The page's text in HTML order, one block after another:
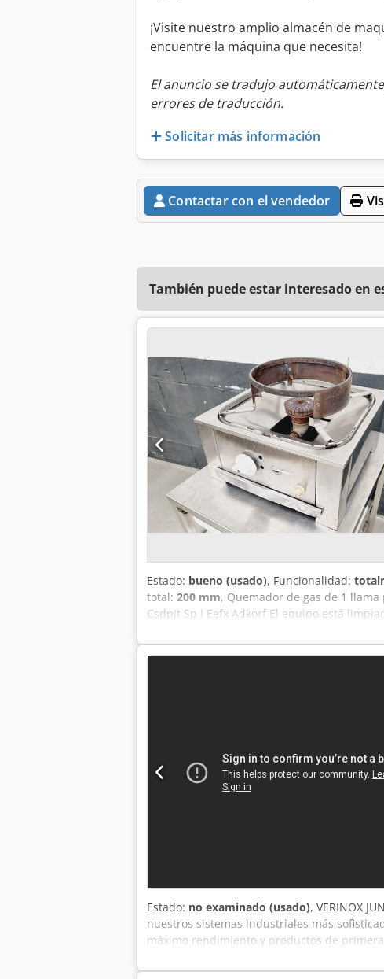
¡Visite nuestro amplio almacén de
encuentre la máquina que necesita!
El anuncio se tradujo
errores de traducción.
Solicitar más información
Contactar con el vendedor
También puede estar interesado en
Estado: bueno (usado), Funcionalidad:
total: 200 mm, Quemador de gas de 1
Csdpjt Sp I Eefx Adkorf El equipo está
Estado: no examinado (usado), VERINOX
nuestros sistemas industriales más
máximo rendimiento y productos de
Máxima uniformidad y eficiencia en el
Apto para todo tipo de cocción y para